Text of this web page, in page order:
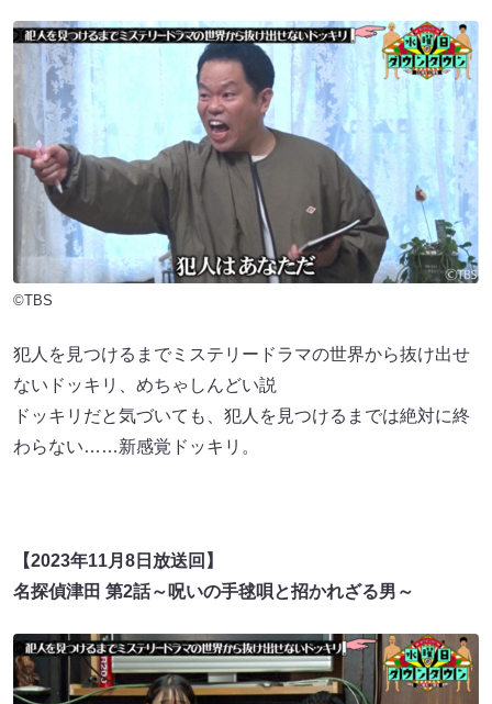
©TBS
犯人を見つけるまでミステリードラマの世界から抜け出せ
ないドッキリ、めちゃしんどい説
ドッキリだと気づいても、犯人を見つけるまでは絶対に終
わらない……新感覚ドッキリ。
【2023年11月8日放送回】
名探偵津田 第2話～呪いの手毬唄と招かれざる男～